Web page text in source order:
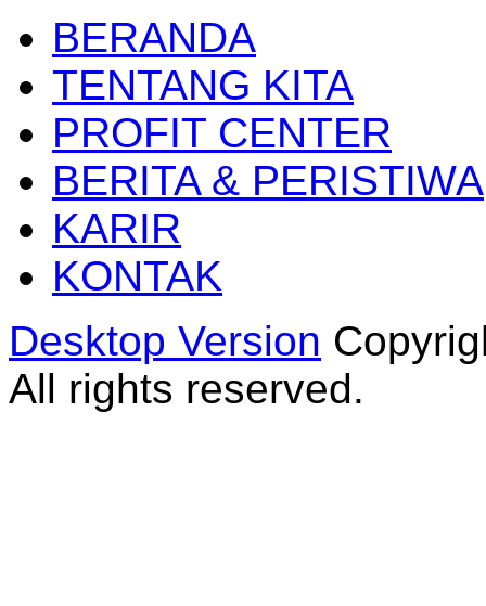
BERANDA
TENTANG KITA
PROFIT CENTER
BERITA & PERISTIWA
KARIR
KONTAK
Desktop Version
All rights reserved.